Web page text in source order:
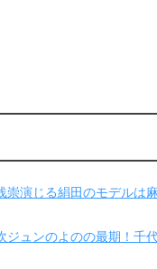
崇演じる絹田のモデルは
ジュンのよのの最期！千